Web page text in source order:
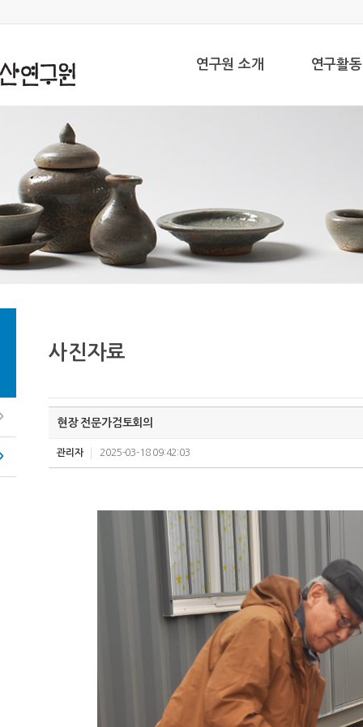
연구원 소개 연구활동
사진자료
현장 전문가검토회의
관리자 2025-03-18 09:42:03